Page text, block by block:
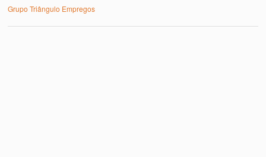
Grupo Triângulo Empregos